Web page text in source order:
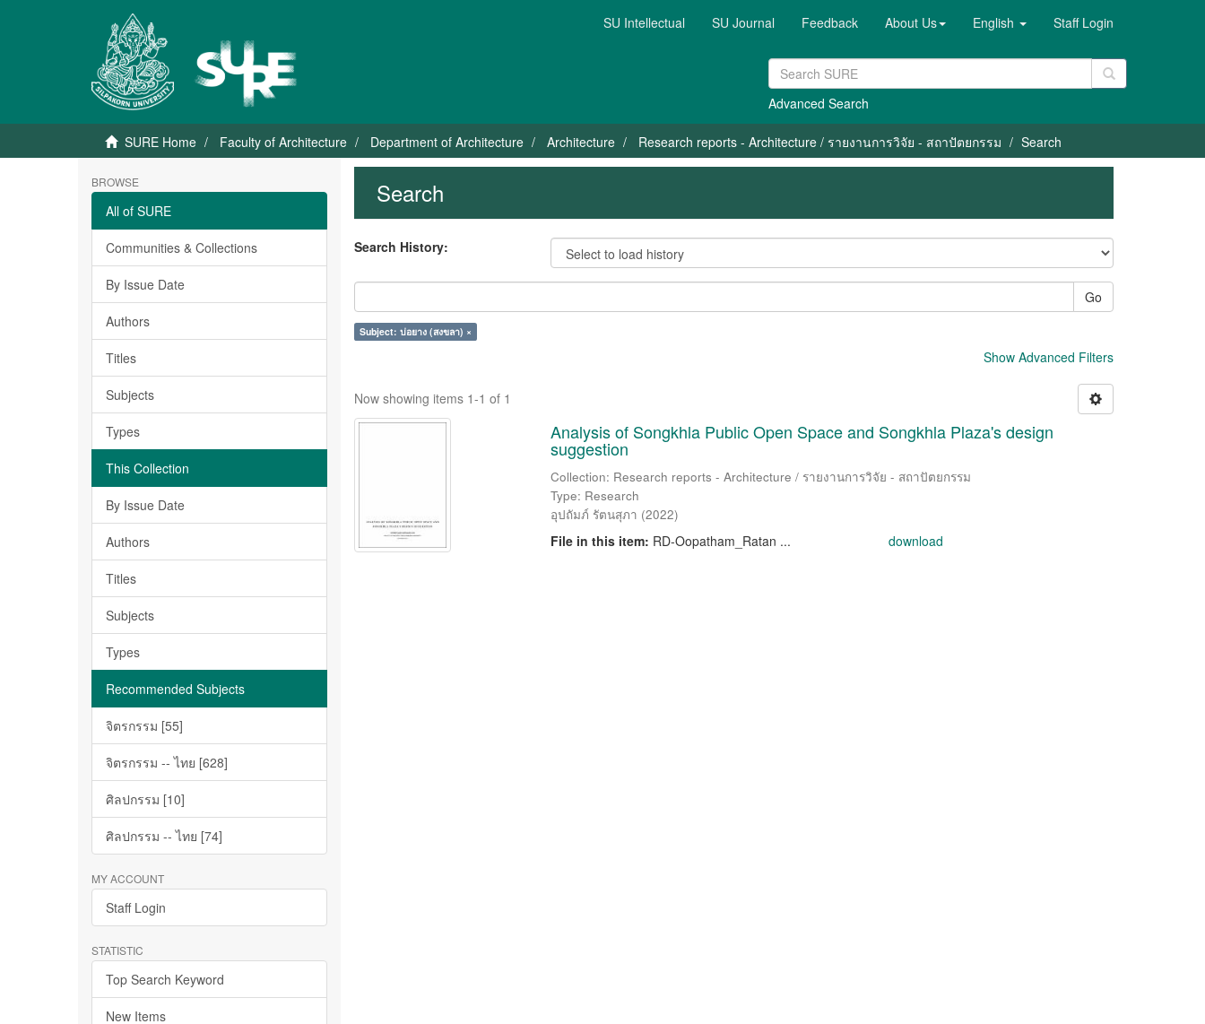
SU Intellectual SU Journal Feedback About Us English Staff Login
Advanced Search
SURE Home Faculty of Architecture Department of Architecture Architecture Research reports - Architecture / รายงานการวิจัย - สถาปัตยกรรม Search
BROWSE
All of SURE
Communities & Collections
By Issue Date
Authors
Titles
Subjects
Types
This Collection
By Issue Date
Authors
Titles
Subjects
Types
Recommended Subjects
จิตรกรรม [55]
จิตรกรรม -- ไทย [628]
ศิลปกรรม [10]
ศิลปกรรม -- ไทย [74]
MY ACCOUNT
Staff Login
STATISTIC
Top Search Keyword
New Items
Search
Search History:
Go
Subject: บ่อยาง (สงขลา) ×
Show Advanced Filters
Now showing items 1-1 of 1
Analysis of Songkhla Public Open Space and Songkhla Plaza's design
suggestion
Collection: Research reports - Architecture / รายงานการวิจัย - สถาปัตยกรรม
Type: Research
อุปถัมภ์ รัตนสุภา (2022)
File in this item: RD-Oopatham_Ratan ... download